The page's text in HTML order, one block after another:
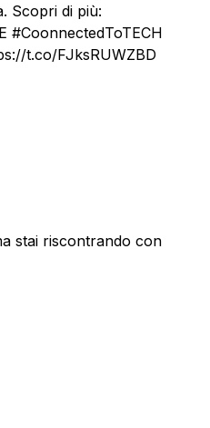
Scopri di più:
#CoonnectedToTECH
t.co/FJksRUWZBD
stai riscontrando con